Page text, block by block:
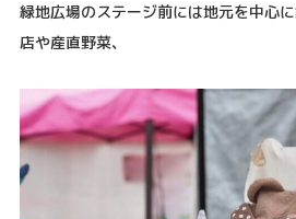
緑地広場のステージ前には地元を中心
店や産直野菜、